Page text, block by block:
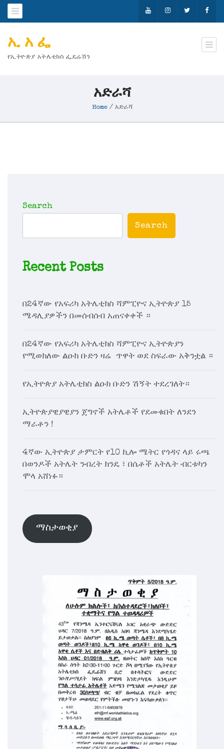
ኢ አ ፌ
የኢትዮጵያ አትሌቲክስ ፌዴሬሽን
አድራሻ
Home/ አድራሻ
Search
Search
Recent Posts
በ24ኛው የአፍሪካ አትሌቲክስ ሻምፒዮና ኢትዮጵያ 15
ሜዳሊያዎችን በመሰብሰብ አጠናቀቀች ።
በ24ኛው የአፍሪካ አትሌቲክስ ሻምፒዮና ኢትዮጵያን
የሚወክለው ልዑክ ቡድን ዛሬ ጥዋት ወደ ስፍራው አቅንቷል ።
የኢትዮጵያ አትሌቲክስ ልዑክ ቡድን ሽኝት ተደረገለት።
ኢትዮጵያዊያዊያን ጀግኖች አትሌቶች የደመቁበት ለንደን
ማራቶን !
4ኛው ኢትዮጵያ ታምርት የ10 ኪሎ ሜትር የጎዳና ላይ ሩጫ
በወንዶች አትሌት ንብረት ክንዴ ፣ በሴቶች አትሌት ብርቱካን
ሞላ አሸነፉ።
ማስታወቂያ